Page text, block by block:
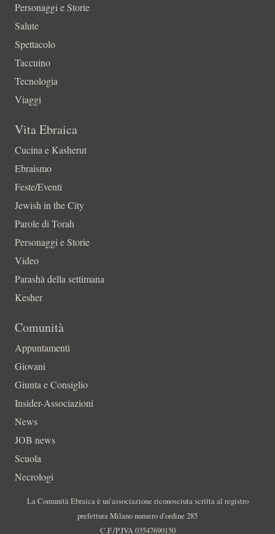
Personaggi e Storie
Salute
Spettacolo
Taccuino
Tecnologia
Viaggi
Vita Ebraica
Cucina e Kasherut
Ebraismo
Feste/Eventi
Jewish in the City
Parole di Torah
Personaggi e Storie
Video
Parashà della settimana
Kesher
Comunità
Appuntamenti
Giovani
Giunta e Consiglio
Insider-Associazioni
News
JOB news
Scuola
Necrologi
La Comunità Ebraica è un’associazione riconosciuta scritta al registro
prefettura Milano numero d’ordine 285
C.F./P.IVA 03547690150